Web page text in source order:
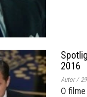
2016
Autor/
O